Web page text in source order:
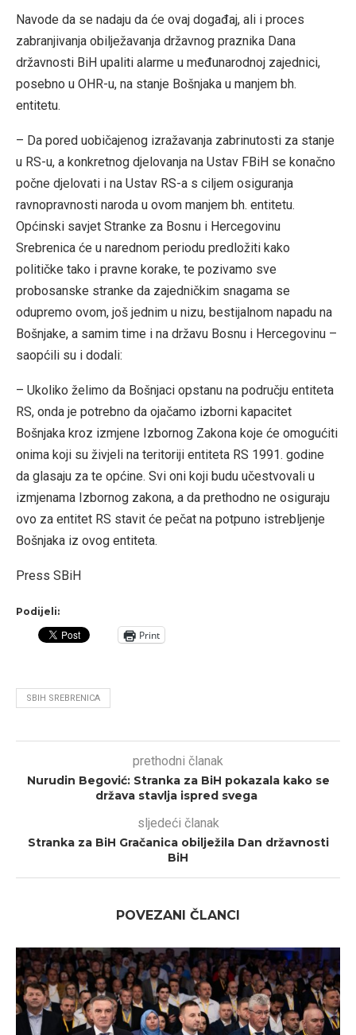
Navode da se nadaju da će ovaj događaj, ali i proces
zabranjivanja obilježavanja državnog praznika Dana
državnosti BiH upaliti alarme u međunarodnoj zajednici,
posebno u OHR-u, na stanje Bošnjaka u manjem bh.
entitetu.
– Da pored uobičajenog izražavanja zabrinutosti za stanje
u RS-u, a konkretnog djelovanja na Ustav FBiH se konačno
počne djelovati i na Ustav RS-a s ciljem osiguranja
ravnopravnosti naroda u ovom manjem bh. entitetu.
Općinski savjet Stranke za Bosnu i Hercegovinu
Srebrenica će u narednom periodu predložiti kako
političke tako i pravne korake, te pozivamo sve
probosanske stranke da zajedničkim snagama se
odupremo ovom, još jednim u nizu, bestijalnom napadu na
Bošnjake, a samim time i na državu Bosnu i Hercegovinu –
saopćili su i dodali:
– Ukoliko želimo da Bošnjaci opstanu na području entiteta
RS, onda je potrebno da ojačamo izborni kapacitet
Bošnjaka kroz izmjene Izbornog Zakona koje će omogućiti
onima koji su živjeli na teritoriji entiteta RS 1991. godine
da glasaju za te općine. Svi oni koji budu učestvovali u
izmjenama Izbornog zakona, a da prethodno ne osiguraju
ovo za entitet RS stavit će pečat na potpuno istrebljenje
Bošnjaka iz ovog entiteta.
Press SBiH
Podijeli:
Print
SBIH SREBRENICA
prethodni članak
Nurudin Begović: Stranka za BiH pokazala kako se
država stavlja ispred svega
sljedeći članak
Stranka za BiH Gračanica obilježila Dan državnosti
BiH
POVEZANI ČLANCI